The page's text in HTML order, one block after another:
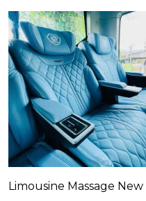
Limousine Massage New